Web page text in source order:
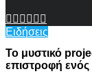
Ειδήσεις
Το μυστικό
επιστροφή